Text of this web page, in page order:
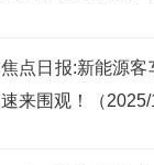
焦点日报:新能源客
速来围观！（2025/